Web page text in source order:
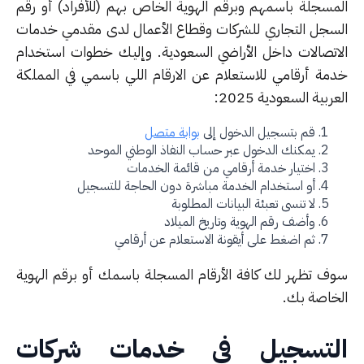
باسمهم وبرقم الهوية الخاص بهم (للأفراد) أو رقم
التجاري للشركات وقطاع الأعمال لدى مقدمي خدمات
داخل الأراضي السعودية. وإليك خطوات استخدام
أرقامي للاستعلام عن الارقام اللي باسمي في المملكة
السعودية 2025:
قم بتسجيل الدخول إلىبوابة متصل
يمكنك الدخول عبر حساب النفاذ الوطني الموحد
اختيار خدمة أرقامي من قائمة الخدمات
أو استخدام الخدمة مباشرة دون الحاجة للتسجيل
لا تنسى تعبئة البيانات المطلوبة
وأضف رقم الهوية وتاريخ الميلاد
ثم اضغط على أيقونة الاستعلام عن أرقامي
تظهر لك كافة الأرقام المسجلة باسمك أو برقم الهوية
بك.
في خدمات شركات